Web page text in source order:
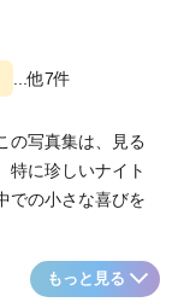
...他7件
の写真集は、見る
特に珍しいナイト
での小さな喜びを
もっと見る